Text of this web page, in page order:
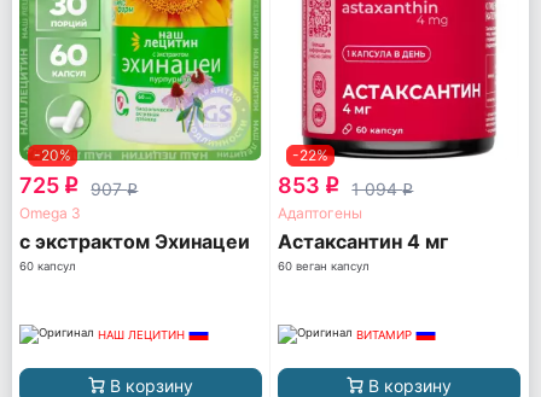
-20%
725 q 907q
Omega 3
с экстрактом Эхинацеи
60 капсул
НАШ ЛЕЦИТИН
В корзину
-22%
853 q 1 094q
Адаптогены
Астаксантин 4 мг
60 веган капсул
ВИТАМИР
В корзину